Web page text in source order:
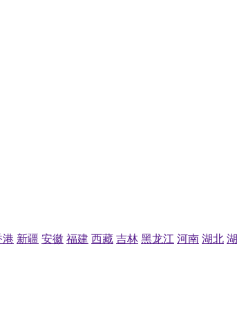
港 新疆 安徽 福建 西藏 吉林 黑龙江 河南 湖北